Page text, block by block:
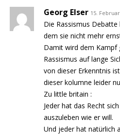
Georg Elser 15.
Die Rassismus
dem sie nicht mehr
Damit wird dem Kampf
Rassismus auf lange
von dieser Erkenntnis
dieser kolumne leider
Zu little britain :
Jeder hat das Recht
auszuleben wie er will.
Und jeder hat natürlich